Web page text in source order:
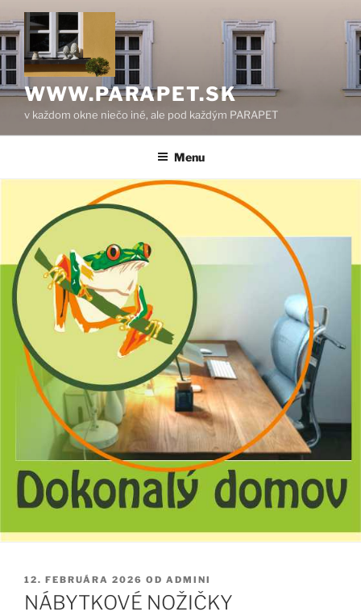
Prejsť
na
obsah
WWW.PARAPET.SK
v každom okne niečo iné, ale pod každým PARAPET
Menu
PUBLIKOVANÉ
12. FEBRUÁRA 2026 OD ADMINI
NÁBYTKOVÉ NOŽIČKY